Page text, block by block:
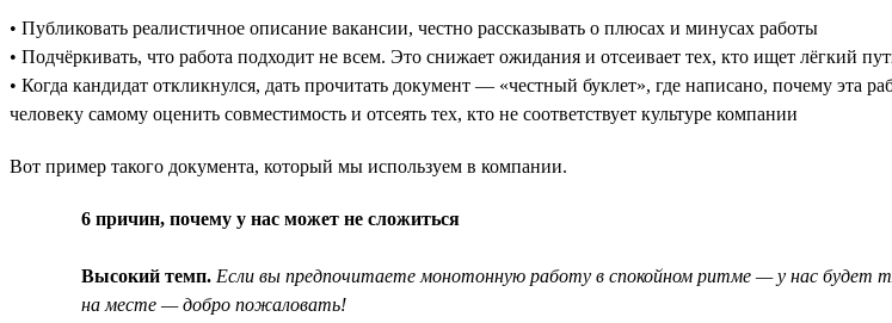
• Публиковать реалистичное описание вакансии, честно рассказывать о плюсах и минусах работы
• Подчёркивать, что работа подходит не всем. Это снижает ожидания и отсеивает тех, кто ищет лёгкий
• Когда кандидат откликнулся, дать прочитать документ — «честный буклет», где написано, почему эта
человеку самому оценить совместимость и отсеять тех, кто не соответствует культуре компании
Вот пример такого документа, который мы используем в компании.
6 причин, почему у нас может не сложиться
Высокий темп. Если вы предпочитаете монотонную работу в спокойном ритме — у нас
на месте — добро пожаловать!